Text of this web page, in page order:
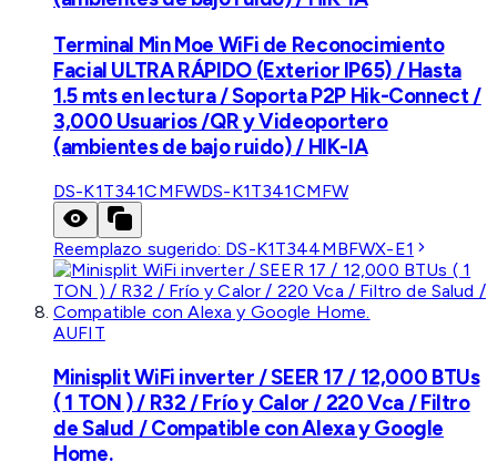
Terminal Min Moe WiFi de Reconocimiento
Facial ULTRA RÁPIDO (Exterior IP65) / Hasta
1.5 mts en lectura / Soporta P2P Hik-Connect /
3,000 Usuarios /QR y Videoportero
(ambientes de bajo ruido) / HIK-IA
DS-K1T341CMFWDS-K1T341CMFW
Reemplazo sugerido: DS-K1T344MBFWX-E1
AUFIT
Minisplit WiFi inverter / SEER 17 / 12,000 BTUs
( 1 TON ) / R32 / Frío y Calor / 220 Vca / Filtro
de Salud / Compatible con Alexa y Google
Home.